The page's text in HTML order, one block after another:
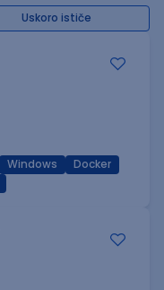
Uskoro ističe
Windows
Docker